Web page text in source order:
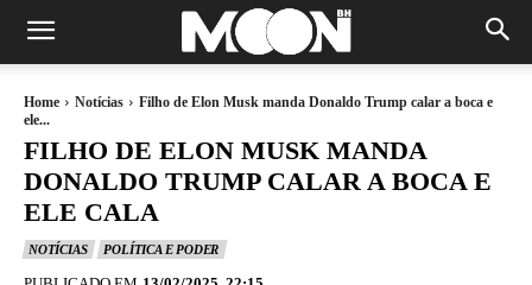
Home Notícias
Filho de Elon Musk manda Donaldo Trump calar a boca e
ele...
FILHO DE ELON MUSK MANDA
DONALDO TRUMP CALAR A BOCA E
ELE CALA
NOTÍCIAS POLÍTICA E PODER